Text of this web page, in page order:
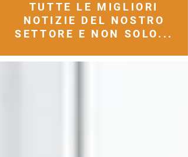
TUTTE LE MIGLIORI
NOTIZIE DEL NOSTRO
SETTORE E NON SOLO...